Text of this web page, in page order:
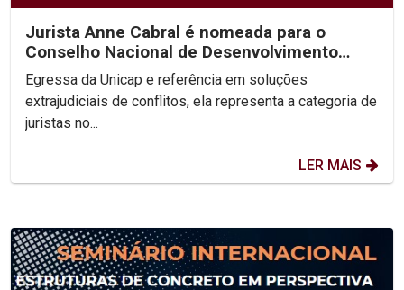
Jurista Anne Cabral é nomeada para o
Conselho Nacional de Desenvolvimento
Social Sustentável
Egressa da Unicap e referência em soluções
extrajudiciais de conflitos, ela representa a categoria de
juristas no...
LER MAIS